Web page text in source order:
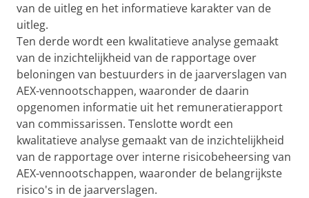
van de uitleg en het informatieve karakter van de
uitleg.
Ten derde wordt een kwalitatieve analyse gemaakt
van de inzichtelijkheid van de rapportage over
beloningen van bestuurders in de jaarverslagen van
AEX-vennootschappen, waaronder de daarin
opgenomen informatie uit het remuneratierapport
van commissarissen. Tenslotte wordt een
kwalitatieve analyse gemaakt van de inzichtelijkheid
van de rapportage over interne risicobeheersing van
AEX-vennootschappen, waaronder de belangrijkste
risico's in de jaarverslagen.